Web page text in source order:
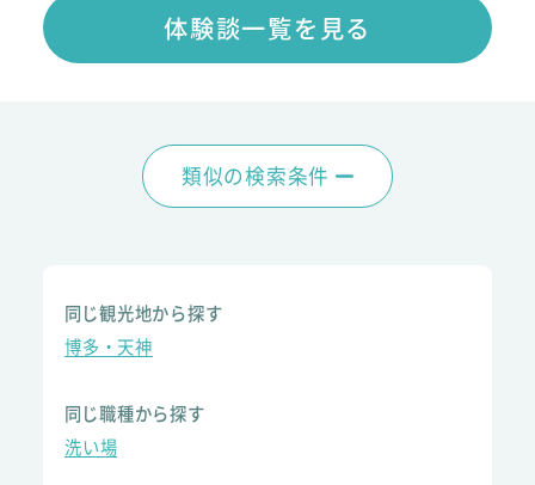
体験談一覧を見る
類似の検索条件
同じ観光地から探す
博多・天神
同じ職種から探す
洗い場